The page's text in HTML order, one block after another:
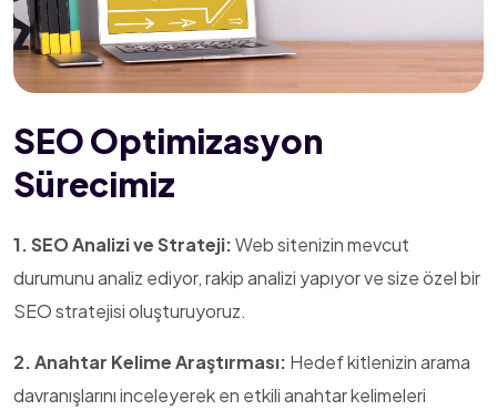
SEO Optimizasyon
Sürecimiz
1. SEO Analizi ve Strateji:Web sitenizin mevcut
durumunu analiz ediyor, rakip analizi yapıyor ve size özel bir
SEO stratejisi oluşturuyoruz.
2. Anahtar Kelime Araştırması: Hedef kitlenizin arama
davranışlarını inceleyerek en etkili anahtar kelimeleri